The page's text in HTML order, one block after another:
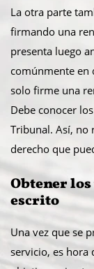
La otra parte
firmando una
presenta luego
comúnmente en
solo firme una
Debe conocer
Tribunal. Así, no
derecho que
Obtener
escrito
Una vez que se
servicio, es hora